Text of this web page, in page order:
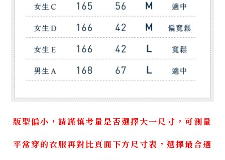
版型偏小，請謹慎考量是否選擇大一尺寸，可測量
平常穿的衣服再對比頁面下方尺寸表，選擇最合適